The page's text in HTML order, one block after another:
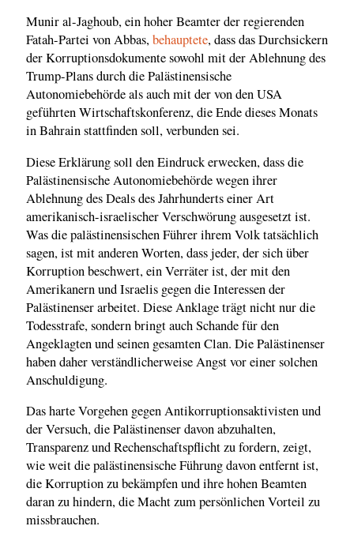
Munir al-Jaghoub, ein hoher Beamter der regierenden
Fatah-Partei von Abbas,behauptete, dass das Durchsickern
der Korruptionsdokumente sowohl mit der Ablehnung des
Trump-Plans durch die Palästinensische
Autonomiebehörde als auch mit der von den USA
geführten Wirtschaftskonferenz, die Ende dieses Monats
in Bahrain stattfinden soll, verbunden sei.
Diese Erklärung soll den Eindruck erwecken, dass die
Palästinensische Autonomiebehörde wegen ihrer
Ablehnung des Deals des Jahrhunderts einer Art
amerikanisch-israelischer Verschwörung ausgesetzt ist.
Was die palästinensischen Führer ihrem Volk tatsächlich
sagen, ist mit anderen Worten, dass jeder, der sich über
Korruption beschwert, ein Verräter ist, der mit den
Amerikanern und Israelis gegen die Interessen der
Palästinenser arbeitet. Diese Anklage trägt nicht nur die
Todesstrafe, sondern bringt auch Schande für den
Angeklagten und seinen gesamten Clan. Die Palästinenser
haben daher verständlicherweise Angst vor einer solchen
Anschuldigung.
Das harte Vorgehen gegen Antikorruptionsaktivisten und
der Versuch, die Palästinenser davon abzuhalten,
Transparenz und Rechenschaftspflicht zu fordern, zeigt,
wie weit die palästinensische Führung davon entfernt ist,
die Korruption zu bekämpfen und ihre hohen Beamten
daran zu hindern, die Macht zum persönlichen Vorteil zu
missbrauchen.